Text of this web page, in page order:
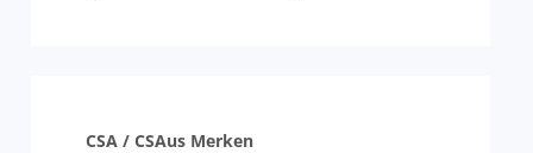
CSA / CSAus Merken